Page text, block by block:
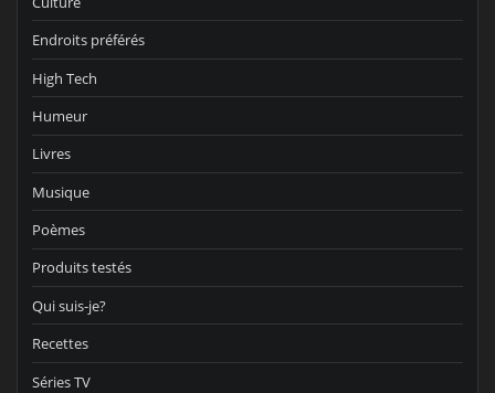
Endroits préférés
High Tech
Humeur
Livres
Musique
Poèmes
Produits testés
Qui suis-je?
Recettes
Séries TV